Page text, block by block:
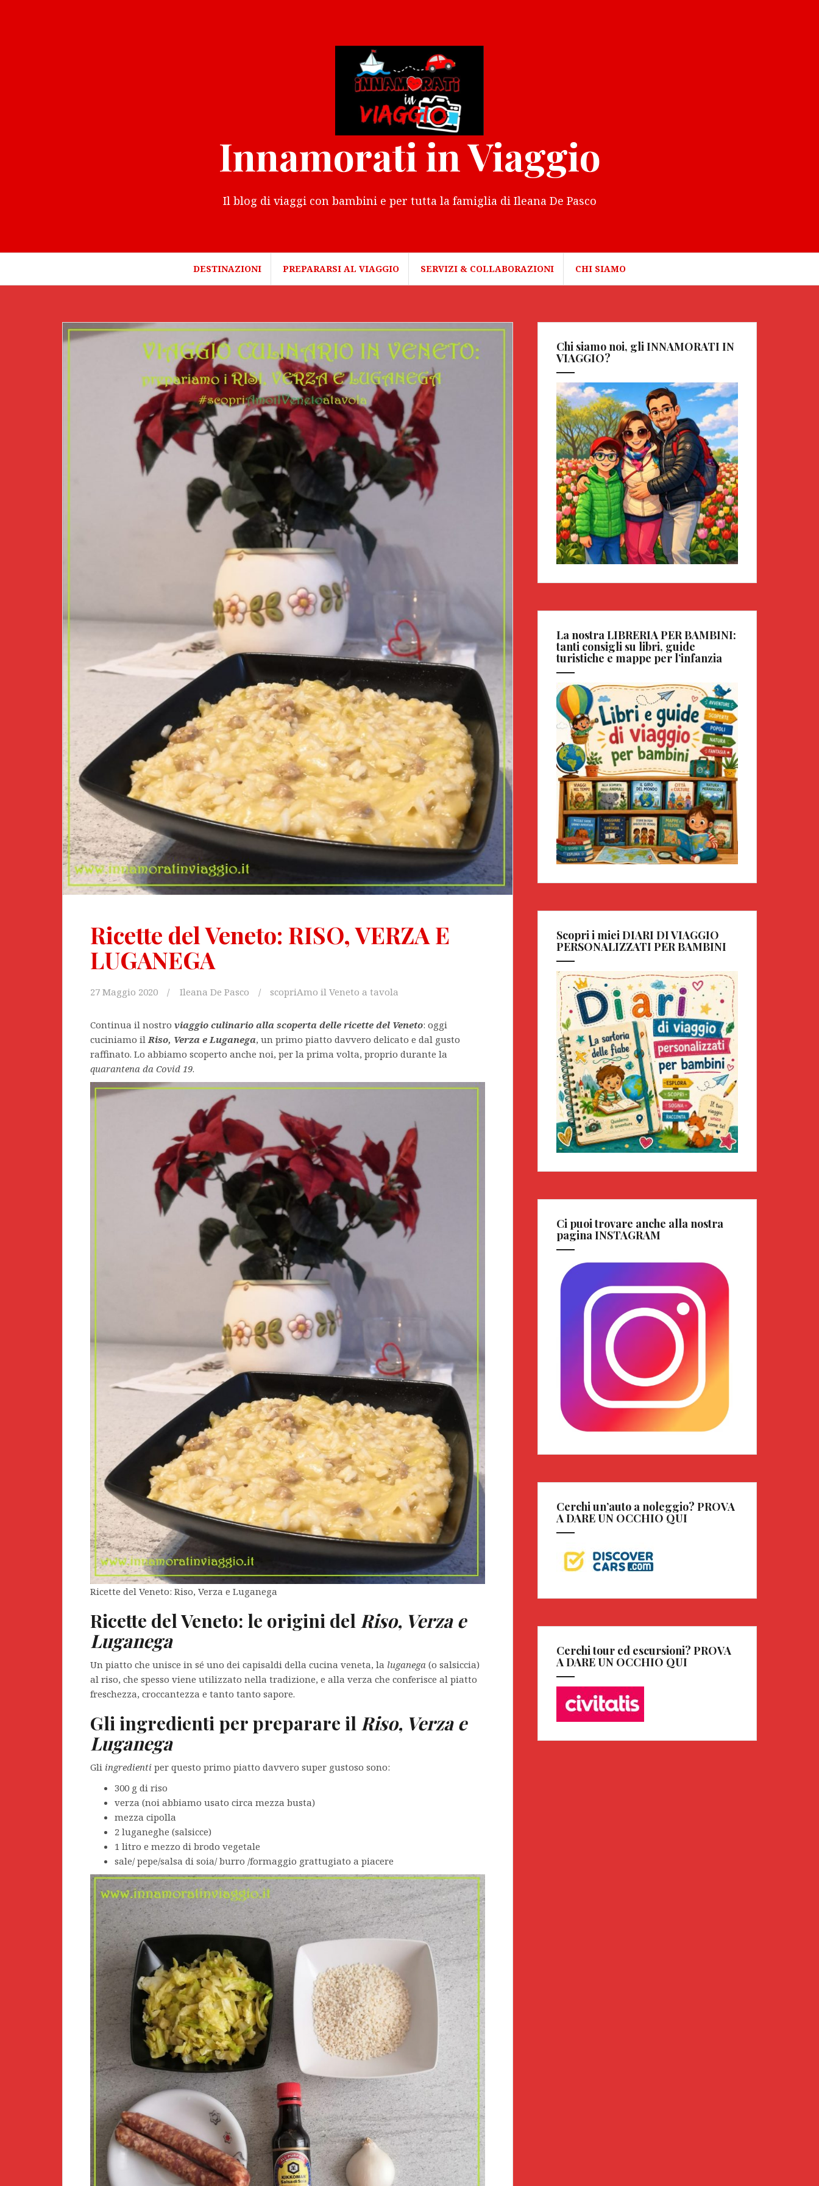
Innamorati in Viaggio
Il blog di viaggi con bambini e per tutta la famiglia di Ileana De Pasco
DESTINAZIONI PREPARARSI AL VIAGGIO SERVIZI & COLLABORAZIONI CHI SIAMO
Ricette del Veneto: RISO, VERZA E
LUGANEGA
27 Maggio 2020 Ileana De Pasco scopriAmo il Veneto a tavola
Continua il nostro viaggio culinario alla scoperta delle ricette del Veneto: oggi
cuciniamo il Riso, Verza e Luganega, un primo piatto davvero delicato e dal gusto
raffinato. Lo abbiamo scoperto anche noi, per la prima volta, proprio durante la
quarantena da Covid 19.
Ricette del Veneto: Riso, Verza e Luganega
Ricette del Veneto: le origini del Riso, Verza e
Luganega
Un piatto che unisce in sé uno dei capisaldi della cucina veneta, la luganega (o salsiccia)
al riso, che spesso viene utilizzato nella tradizione, e alla verza che conferisce al piatto
freschezza, croccantezza e tanto tanto sapore.
Gli ingredienti per preparare il Riso, Verza e
Luganega
Gli ingredienti per questo primo piatto davvero super gustoso sono:
300 g di riso
verza (noi abbiamo usato circa mezza busta)
mezza cipolla
2 luganeghe (salsicce)
1 litro e mezzo di brodo vegetale
sale/ pepe/salsa di soia/ burro /formaggio grattugiato a piacere
Chi siamo noi, gli INNAMORATI IN
VIAGGIO?
La nostra LIBRERIA PER BAMBINI:
tanti consigli su libri, guide
turistiche e mappe per l’infanzia
Scopri i miei DIARI DI VIAGGIO
PERSONALIZZATI PER BAMBINI
Ci puoi trovare anche alla nostra
pagina INSTAGRAM
Cerchi un’auto a noleggio? PROVA
A DARE UN OCCHIO QUI
Cerchi tour ed escursioni? PROVA
A DARE UN OCCHIO QUI